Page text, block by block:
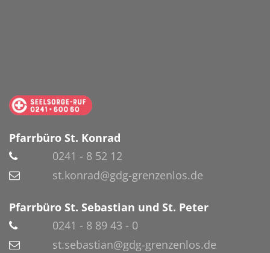
Pfarrbüro St. Konrad
0241 - 8 52 12
st.konrad@gdg-grenzenlos.de
Pfarrbüro St. Sebastian und St. Peter
0241 - 8 89 43 - 0
st.sebastian@gdg-grenzenlos.de